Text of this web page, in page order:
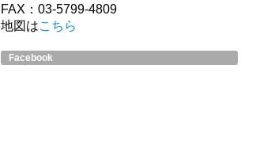
FAX：03-5799-4809
地図はこちら
Facebook